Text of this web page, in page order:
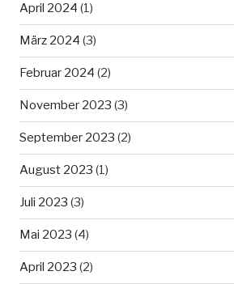
April 2024 (1)
März 2024 (3)
Februar 2024 (2)
November 2023 (3)
September 2023 (2)
August 2023 (1)
Juli 2023 (3)
Mai 2023 (4)
April 2023 (2)